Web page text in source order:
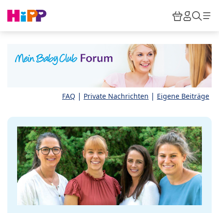
HiPP
FAQ | Private Nachrichten | Eigene Beiträge